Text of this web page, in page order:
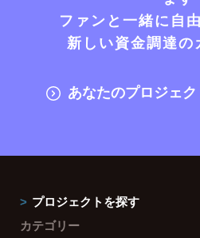
ファンと一緒に自
新しい資金調達の
あなたのプロジェ
プロジェクトを探す
カテゴリー